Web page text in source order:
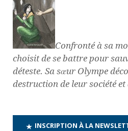
Confronté à sa
choisit de se battre pour
déteste. Sa sœur Olympe
destruction de leur société et
INSCRIPTION À LA